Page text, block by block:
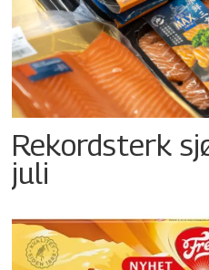
Rekordsterk
juli